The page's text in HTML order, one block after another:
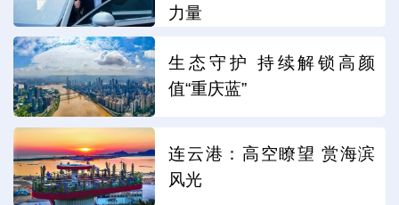
力量
生态守护 持续解锁高颜
值“重庆蓝”
连云港：高空瞭望 赏海滨
风光